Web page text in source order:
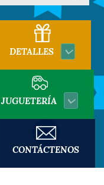
DETALLES
JUGUETERÍA
CONTÁCTENOS